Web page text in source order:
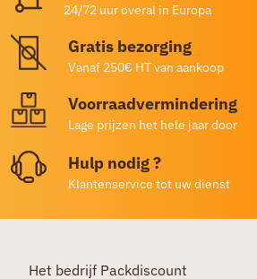
24/72 uur overal in Europa
Gratis bezorging
Vanaf 250€ HT van aankoop
Voorraadvermindering
Lage prijzen het hele jaar door
Hulp nodig ?
Klantenservice tot uw dienst
Het bedrijf Packdiscount